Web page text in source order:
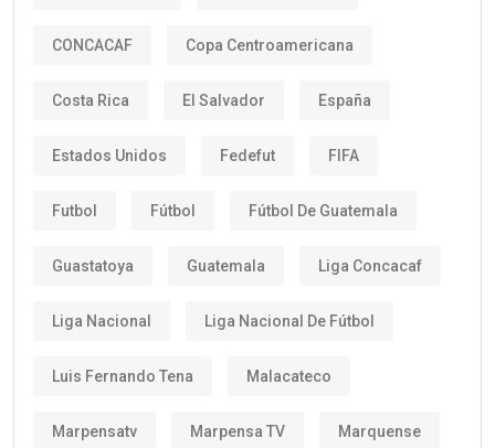
CONCACAF Copa Centroamericana
Costa Rica El Salvador España
Estados Unidos Fedefut FIFA
Futbol Fútbol Fútbol De Guatemala
Guastatoya Guatemala Liga Concacaf
Liga Nacional Liga Nacional De Fútbol
Luis Fernando Tena Malacateco
Marpensatv Marpensa TV Marquense